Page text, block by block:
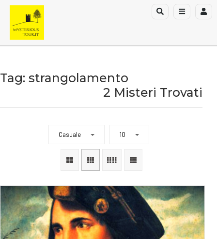
Tag: strangolamento
2 Misteri Trovati
Casuale 10